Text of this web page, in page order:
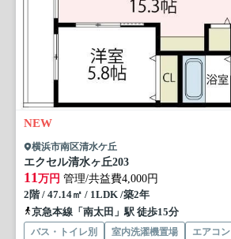
NEW
横浜市南区清水ケ丘
エクセル清水ヶ丘203
11万円 管理/共益費4,000円
2階 / 47.14㎡ / 1LDK /築2年
京急本線「南太田」駅 徒歩15分
バス・トイレ別 室内洗濯機置場 エアコン